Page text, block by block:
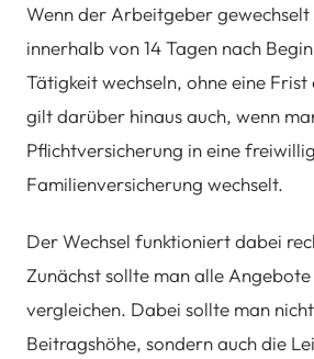
Wenn der Arbeitgeber
innerhalb von 14 Tagen nach
Tätigkeit wechseln, ohne eine
gilt darüber hinaus auch, wenn
Pflichtversicherung in eine
Familienversicherung wechselt.
Der Wechsel funktioniert dabei
Zunächst sollte man alle
vergleichen. Dabei sollte man
Beitragshöhe, sondern auch die